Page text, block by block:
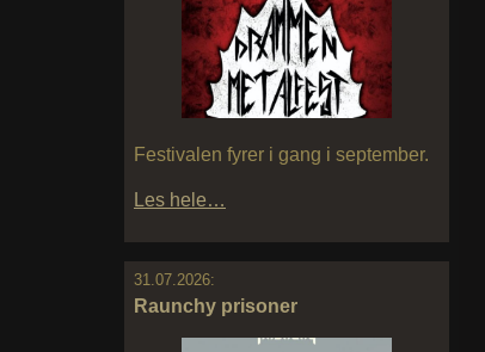
Festivalen fyrer i gang i september.
Les hele…
31.07.2026:
Raunchy prisoner